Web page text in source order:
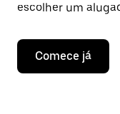
escolher um
Comece já